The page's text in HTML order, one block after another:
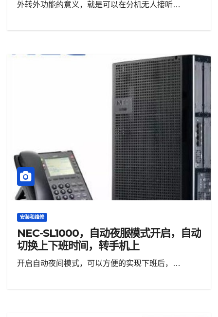
外转外功能的意义，就是可以在分机无人接听…
安装和维修
NEC-SL1000，自动夜服模式开启，自动
切换上下班时间，转手机上
开启自动夜间模式，可以方便的实现下班后，…